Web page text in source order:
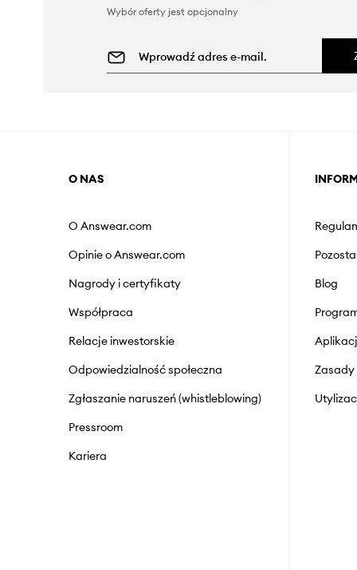
Wybór oferty jest opcjonalny
O NAS
O Answear.com
Opinie o Answear.com
Nagrody i certyfikaty
Współpraca
Relacje inwestorskie
Odpowiedzialność społeczna
Zgłaszanie naruszeń (whistleblowing)
Pressroom
Kariera
Blog